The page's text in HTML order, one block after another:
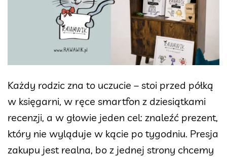
Każdy rodzic zna to uczucie – stoi przed półką
w księgarni, w ręce smartfon z dziesiątkami
recenzji, a w głowie jeden cel: znaleźć prezent,
który nie wyląduje w kącie po tygodniu. Presja
zakupu jest realna, bo z jednej strony chcemy